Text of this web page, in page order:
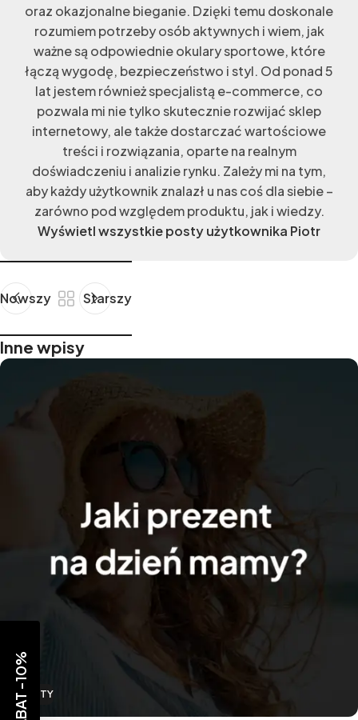
oraz okazjonalne bieganie. Dzięki temu doskonale
rozumiem potrzeby osób aktywnych i wiem, jak
ważne są odpowiednie okulary sportowe, które
łączą wygodę, bezpieczeństwo i styl. Od ponad 5
lat jestem również specjalistą e-commerce, co
pozwala mi nie tylko skutecznie rozwijać sklep
internetowy, ale także dostarczać wartościowe
treści i rozwiązania, oparte na realnym
doświadczeniu i analizie rynku. Zależy mi na tym,
aby każdy użytkownik znalazł u nas coś dla siebie –
zarówno pod względem produktu, jak i wiedzy.
Wyświetl wszystkie posty użytkownika Piotr
Nowszy Starszy
Inne wpisy
PREZENTY
RABAT -10%